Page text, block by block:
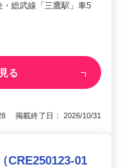
総武線「三鷹駅」車5
る
掲載終了日： 2026/10/31
CRE250123-01